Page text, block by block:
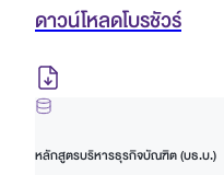
อภิปรายกรณีศึกษา และโค
ดาวน์โหลดโบรชัวร์
หลักสูตรบริหารธุรกิจบัณฑิต (บธ.บ.)